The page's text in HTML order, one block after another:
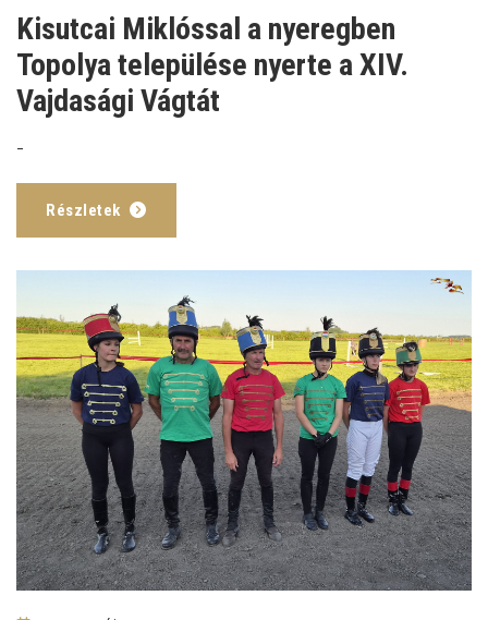
Kisutcai Miklóssal a nyeregben
Topolya települése nyerte a XIV.
Vajdasági Vágtát
-
Részletek